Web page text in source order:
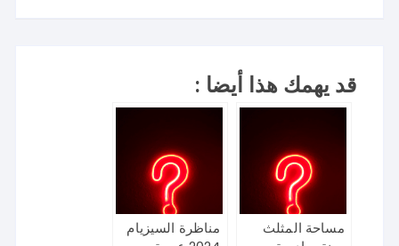
قد يهمك هذا أيضا :
مساحة المثلث
مناظرة السيزيام